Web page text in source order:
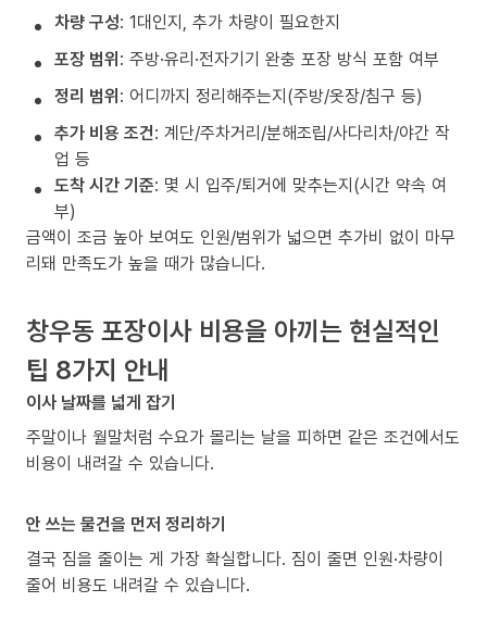
차량 구성: 1대인지, 추가 차량이 필요한지
포장 범위: 주방·유리·전자기기 완충 포장 방식 포함 여부
정리 범위: 어디까지 정리해주는지(주방/옷장/침구 등)
추가 비용 조건: 계단/주차거리/분해조립/사다리차/야간 작
업 등
도착 시간 기준: 몇 시 입주/퇴거에 맞추는지(시간 약속 여
부)
금액이 조금 높아 보여도 인원/범위가 넓으면 추가비 없이 마무
리돼 만족도가 높을 때가 많습니다.
창우동 포장이사 비용을 아끼는 현실적인
팁 8가지 안내
이사 날짜를 넓게 잡기
주말이나 월말처럼 수요가 몰리는 날을 피하면 같은 조건에서도
비용이 내려갈 수 있습니다.
안 쓰는 물건을 먼저 정리하기
결국 짐을 줄이는 게 가장 확실합니다. 짐이 줄면 인원·차량이
줄어 비용도 내려갈 수 있습니다.